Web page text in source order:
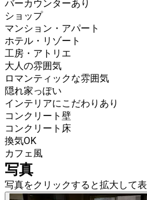
バーカウンターあり
ショップ
マンション・アパート
ホテル・リゾート
工房・アトリエ
大人の雰囲気
ロマンティックな雰囲気
隠れ家っぽい
インテリアにこだわりあり
コンクリート壁
コンクリート床
換気OK
カフェ風
写真
写真をクリックすると拡大して表